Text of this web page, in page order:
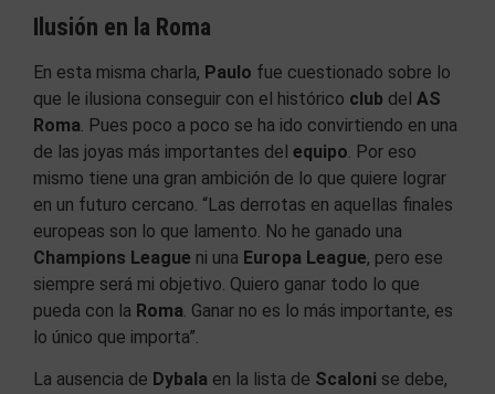
Ilusión en la Roma
En esta misma charla, Paulo fue cuestionado sobre lo
que le ilusiona conseguir con el histórico club del AS
Roma . Pues poco a poco se ha ido convirtiendo en una
de las joyas más importantes del equipo . Por eso
mismo tiene una gran ambición de lo que quiere lograr
en un futuro cercano. “Las derrotas en aquellas finales
europeas son lo que lamento. No he ganado una
Champions League ni una Europa League, pero ese
siempre será mi objetivo. Quiero ganar todo lo que
pueda con la Roma . Ganar no es lo más importante, es
lo único que importa”.
La ausencia de Dybala en la lista de Scaloni se debe,